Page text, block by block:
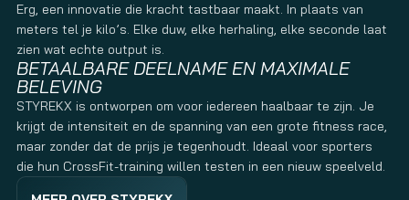
Erg, een innovatie die kracht tastbaar maakt. In plaats van
meters tel je kilo’s. Elke duw, elke herhaling, elke seconde laat
zien wat echte output is.
BETAALBARE DEELNAME EN MAXIMALE
BELEVING
STYREKX is ontworpen om voor iedereen haalbaar te zijn. Je
krijgt de intensiteit en de spanning van een grote fitness race,
maar zonder dat de prijs je tegenhoudt. Ideaal voor sporters
die hun CrossFit-training willen testen in een nieuw speelveld.